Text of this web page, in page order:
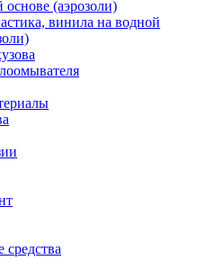
основе (аэрозоли)
винила на водной